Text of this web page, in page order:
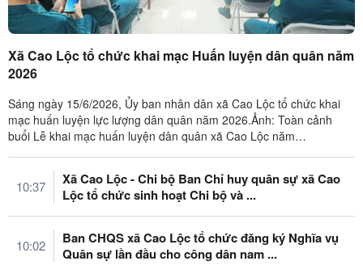
Xã Cao Lộc tổ chức khai mạc Huấn luyện dân quân năm
2026
Sáng ngày 15/6/2026, Ủy ban nhân dân xã Cao Lộc tổ chức khai
mạc huấn luyện lực lượng dân quân năm 2026.Ảnh: Toàn cảnh
buổi Lễ khai mạc huấn luyện dân quân xã Cao Lộc năm
10:37
Xã Cao Lộc - Chi bộ Ban Chỉ huy quân sự xã Cao
Lộc tổ chức sinh hoạt Chi bộ và ...
10:02
Ban CHQS xã Cao Lộc tổ chức đăng ký Nghĩa vụ
Quân sự lần đầu cho công dân nam ...